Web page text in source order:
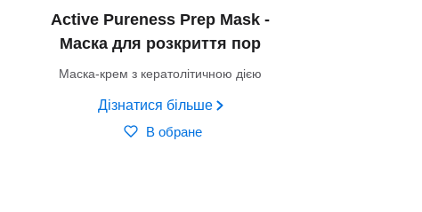
Аctive Pureness Prep Mask -
Маска для розкриття пор
Маска-крем з кератолітичною дією
Дізнатися більше
В обране